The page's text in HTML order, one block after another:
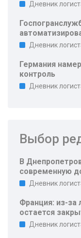
Дневник
Дневник
Германия
контроль
Дневник
Выбор
В
современную
Дневник
Франция: из-за
остается
Дневник